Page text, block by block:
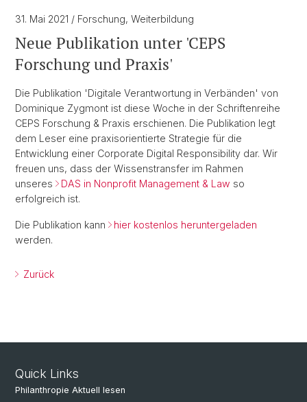
31. Mai 2021 / Forschung, Weiterbildung
Neue Publikation unter 'CEPS
Forschung und Praxis'
Die Publikation 'Digitale Verantwortung in Verbänden' von
Dominique Zygmont ist diese Woche in der Schriftenreihe
CEPS Forschung & Praxis erschienen. Die Publikation legt
dem Leser eine praxisorientierte Strategie für die
Entwicklung einer Corporate Digital Responsibility dar. Wir
freuen uns, dass der Wissenstransfer im Rahmen
unseres
DAS in Nonprofit Management & Law so
erfolgreich ist.
Die Publikation kann
hier kostenlos heruntergeladen
werden.
Zurück
Quick Links
Philanthropie Aktuell lesen